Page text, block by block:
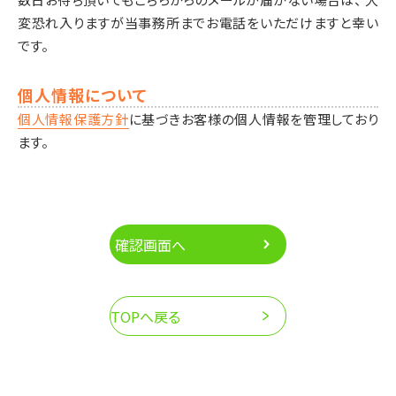
変恐れ入りますが当事務所までお電話をいただけますと幸い
です。
個人情報について
個人情報保護方針に基づきお客様の個人情報を管理しており
ます。
確認画面へ
TOPへ戻る